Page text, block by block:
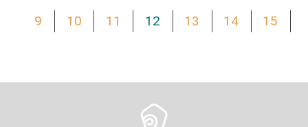
9 10 11 12 13 14 15